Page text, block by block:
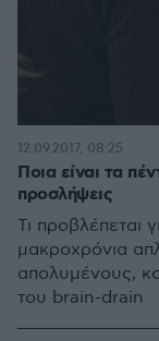
Ποια είναι τα
προσλήψεις
Τι προβλέπεται
μακροχρόνια
απολυμένους,
του brain-drain
12.09.2017, 08:25